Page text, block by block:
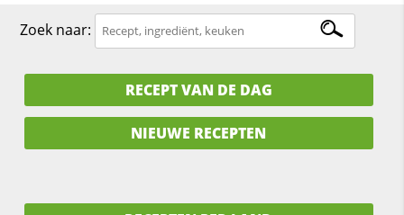
Zoek naar:
RECEPT VAN DE DAG
NIEUWE RECEPTEN